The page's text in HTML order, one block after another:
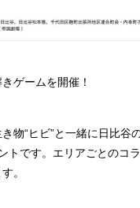
ゲームを開催！
物“ヒビ”と一緒に日比
トです。エリアごとのコ
。